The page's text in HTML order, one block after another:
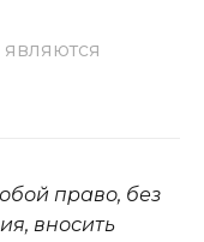
право, без
вносить